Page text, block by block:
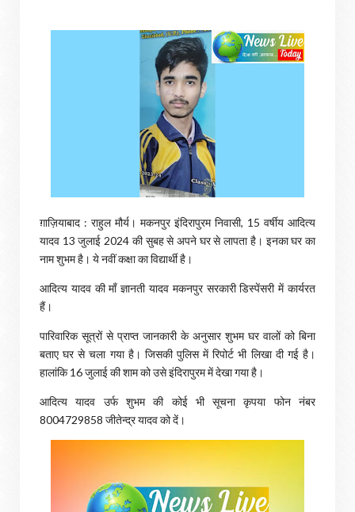
ग़ाज़ियाबाद : राहुल मौर्य। मकनपुर इंदिरापुरम निवासी, 15 वर्षीय आदित्य
यादव 13 जुलाई 2024 की सुबह से अपने घर से लापता है। इनका घर का
नाम शुभम है। ये नवीं कक्षा का विद्यार्थी है।
आदित्य यादव की माँ ज्ञानती यादव मकनपुर सरकारी डिस्पेंसरी में कार्यरत
हैं।
पारिवारिक सूत्रों से प्राप्त जानकारी के अनुसार शुभम घर वालों को बिना
बताए घर से चला गया है। जिसकी पुलिस में रिपोर्ट भी लिखा दी गई है।
हालांकि 16 जुलाई की शाम को उसे इंदिरापुरम में देखा गया है।
आदित्य यादव उर्फ शुभम की कोई भी सूचना कृपया फोन नंबर
8004729858 जीतेन्द्र यादव को दें।